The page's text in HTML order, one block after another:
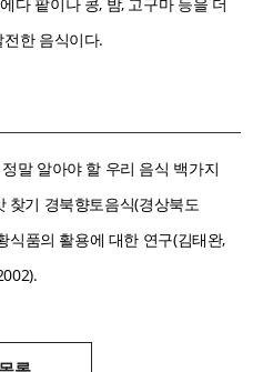
한 음식이다.
말 알아야 할 우리 음식 백가지
찾기 경북향토음식(경상북도
식품의 활용에 대한 연구(김태완,